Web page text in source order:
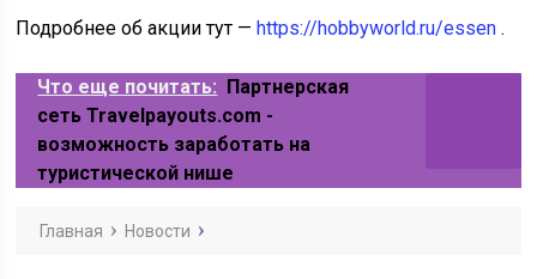
Подробнее об акции тут —https://hobbyworld.ru/essen .
Что еще почитать: Партнерская
сеть Travelpayouts.com -
возможность заработать на
туристической нише
Главная Новости